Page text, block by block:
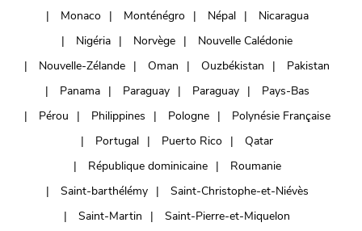
Monaco
Monténégro Népal
Nicaragua
Nigéria
Norvège
Nouvelle Calédonie
Nouvelle-Zélande
Oman Ouzbékistan
Pakistan
Panama
Paraguay Paraguay
Pays-Bas
Pérou
Philippines Pologne
Polynésie Française
Portugal
Puerto Rico
Qatar
République dominicaine
Roumanie
Saint-barthélémy
Saint-Christophe-et-Niévès
Saint-Martin
Saint-Pierre-et-Miquelon